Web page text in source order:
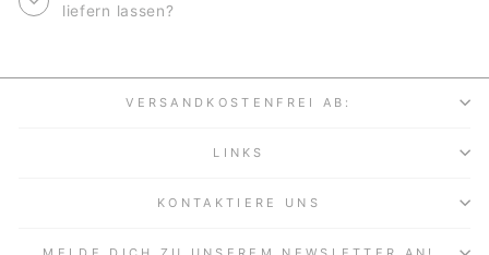
liefern lassen?
VERSANDKOSTENFREI AB:
LINKS
KONTAKTIERE UNS